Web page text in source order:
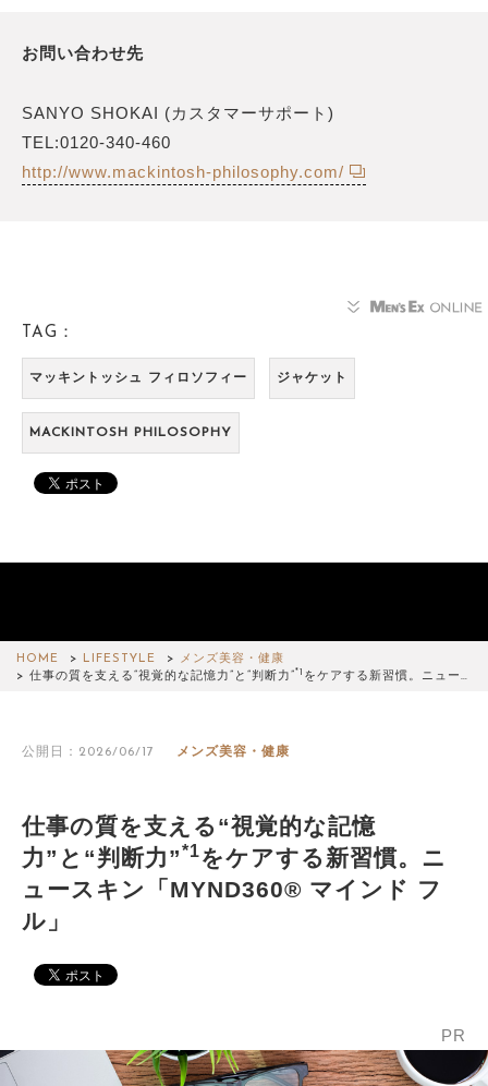
お問い合わせ先
SANYO SHOKAI (カスタマーサポート)
TEL:0120-340-460
http://www.mackintosh-philosophy.com/
TAG：
マッキントッシュ フィロソフィー ジャケット
MACKINTOSH PHILOSOPHY
HOME LIFESTYLE
メンズ美容・健康
仕事の質を支える“視覚的な記憶力”と“判断力”*1 をケアする新習慣。ニュー…
公開日：2026/06/17 メンズ美容・健康
仕事の質を支える“視覚的な記憶
力”と“判断力”*1をケアする新習慣。ニ
ュースキン「MYND360® マインド フ
ル」
PR